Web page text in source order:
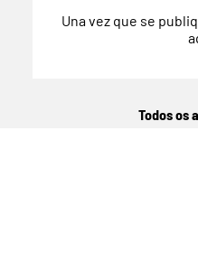
Una vez que se
Todos os